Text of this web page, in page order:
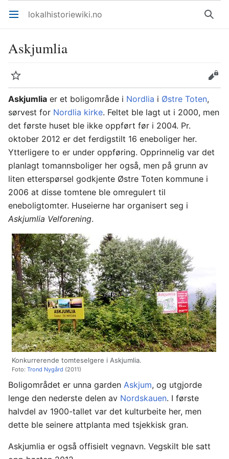
Åpne hovedmenyen lokalhistoriewiki.no Søk
Askjumlia
Overvåk
Rediger
Askjumlia er et boligområde i Nordlia i Østre Toten,
sørvest for Nordlia kirke. Feltet ble lagt ut i 2000, men
det første huset ble ikke oppført før i 2004. Pr.
oktober 2012 er det ferdigstilt 16 eneboliger her.
Ytterligere to er under oppføring. Opprinnelig var det
planlagt tomannsboliger her også, men på grunn av
liten etterspørsel godkjente Østre Toten kommune i
2006 at disse tomtene ble omregulert til
eneboligtomter. Huseierne har organisert seg i
Askjumlia Velforening.
Konkurrerende tomteselgere i Askjumlia.
Foto: Trond Nygård (2011)
Boligområdet er unna garden Askjum, og utgjorde
lenge den nederste delen av Nordskauen. I første
halvdel av 1900-tallet var det kulturbeite her, men
dette ble seinere attplanta med tsjekkisk gran.
Askjumlia er også offisielt vegnavn. Vegskilt ble satt